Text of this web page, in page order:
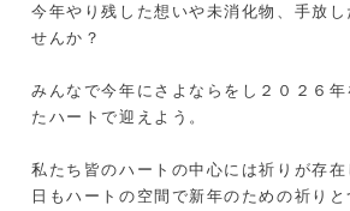
今年やり残した想いや未消化物、手放し
せんか？
みんなで今年にさよならをし２０２６
たハートで迎えよう。
私たち皆のハートの中心には祈りが存
日もハートの空間で新年のための祈り